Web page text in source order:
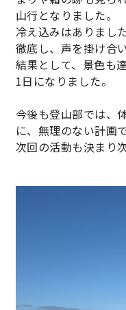
山行となりました。
冷え込みはありまし
徹底し、声を掛け合
結果として、景色も
1日になりました。
今後も登山部では、
に、無理のない計画
次回の活動も決まり